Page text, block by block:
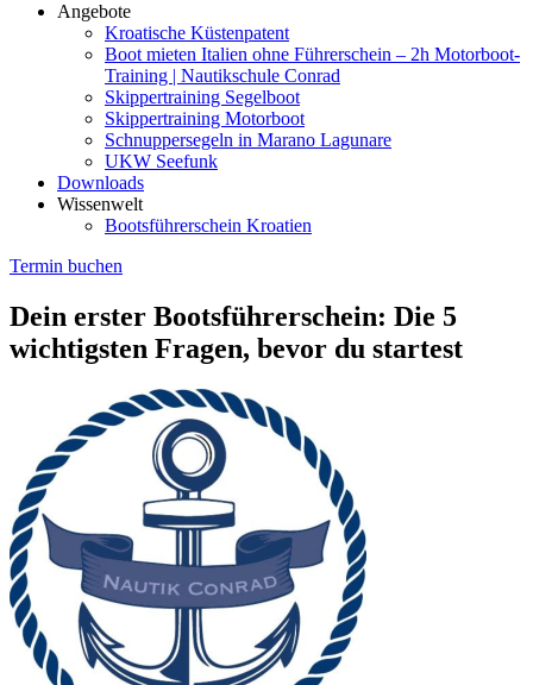
Angebote
Kroatische Küstenpatent
Boot mieten Italien ohne Führerschein – 2h Motorboot-
Training | Nautikschule Conrad
Skippertraining Segelboot
Skippertraining Motorboot
Schnuppersegeln in Marano Lagunare
UKW Seefunk
Downloads
Wissenwelt
Bootsführerschein Kroatien
Termin buchen
Dein erster Bootsführerschein: Die 5
wichtigsten Fragen, bevor du startest